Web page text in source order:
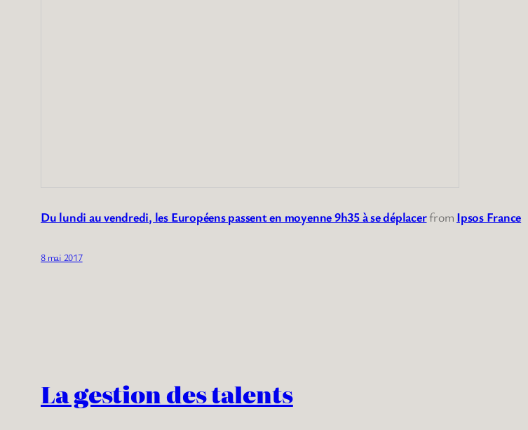
Du lundi au vendredi, les Européens passent en moyenne 9h35 à se déplacerfrom Ipsos France
8 mai 2017
La gestion des talents